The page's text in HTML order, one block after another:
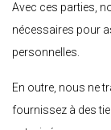
Avec ces parties,
nécessaires pour
personnelles.
En outre, nous ne
fournissez à des